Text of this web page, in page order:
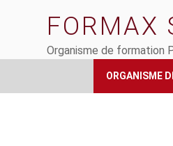
principal
FORMAX
Organisme de formation
ORGANISME